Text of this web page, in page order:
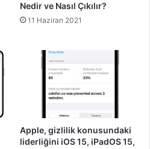
Nedir ve Nasıl Çıkılır?
11 Haziran 2021
Apple, gizlilik konusundaki
liderliğini iOS 15, iPadOS 15,